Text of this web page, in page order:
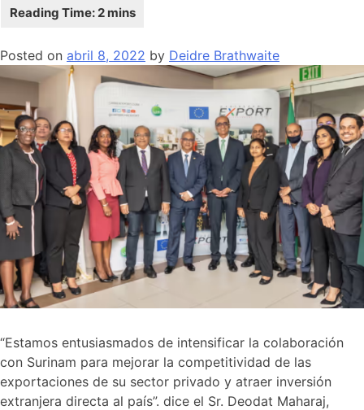
Posted on abril 8, 2022 by Deidre Brathwaite
“Estamos entusiasmados de intensificar la colaboración
con Surinam para mejorar la competitividad de las
exportaciones de su sector privado y atraer inversión
extranjera directa al país”. dice el Sr. Deodat Maharaj,